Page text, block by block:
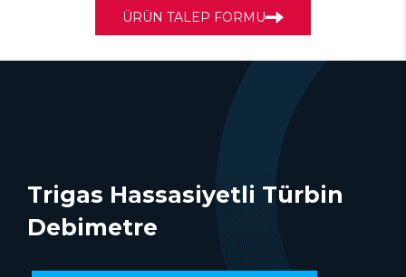
ÜRÜN TALEP FORMU
Trigas Hassasiyetli Türbin
Debimetre